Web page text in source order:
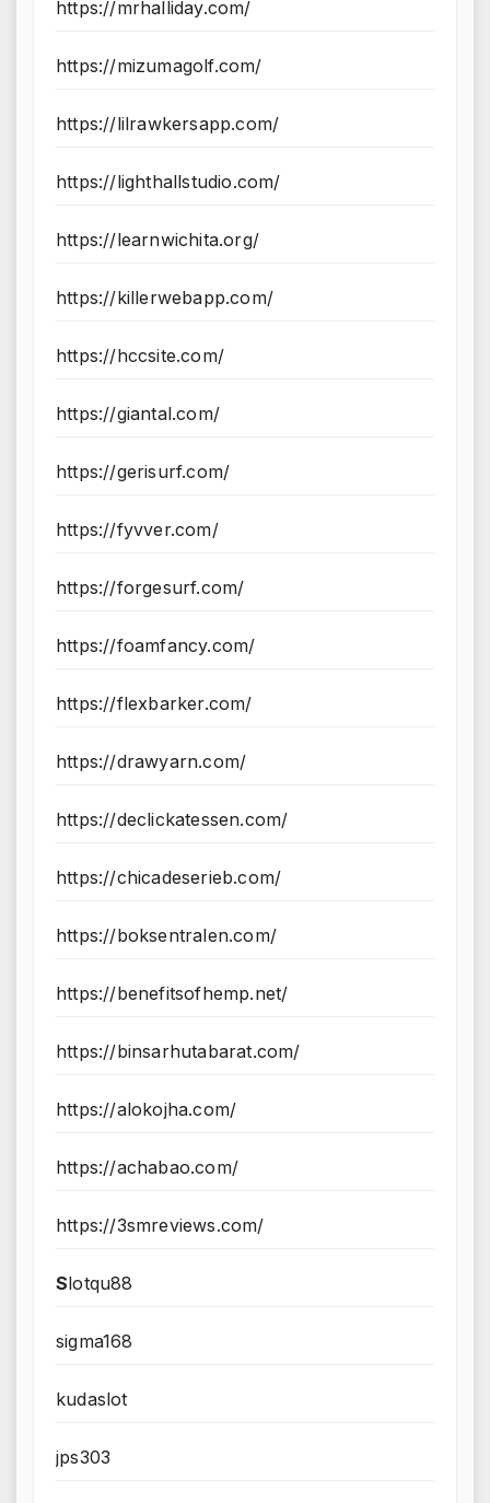
https://mrhalliday.com/
https://mizumagolf.com/
https://lilrawkersapp.com/
https://lighthallstudio.com/
https://learnwichita.org/
https://killerwebapp.com/
https://hccsite.com/
https://giantal.com/
https://gerisurf.com/
https://fyvver.com/
https://forgesurf.com/
https://foamfancy.com/
https://flexbarker.com/
https://drawyarn.com/
https://declickatessen.com/
https://chicadeserieb.com/
https://boksentralen.com/
https://benefitsofhemp.net/
https://binsarhutabarat.com/
https://alokojha.com/
https://achabao.com/
https://3smreviews.com/
Slotqu88
sigma168
kudaslot
jps303